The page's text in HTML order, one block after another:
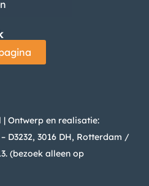
Ontwerp en realisatie:
D3232, 3016 DH, Rotterdam /
(bezoek alleen op